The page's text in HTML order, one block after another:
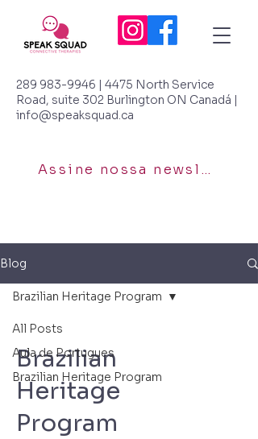
289 983-9946 | 4475 North Service
Road, suite 302 Burlington ON Canadá |
info@speaksquad.ca
Assine nossa newsletter
Blog
All Posts
Aula de Portugues
Brazilian Heritage Program
Brazilian Heritage Program
Brazilian
Heritage
Program